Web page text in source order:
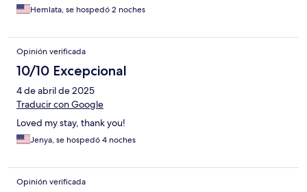
Hemlata, se hospedó 2 noches
Opinión verificada
10/10 Excepcional
4 de abril de 2025
Traducir con Google
Loved my stay, thank you!
Jenya, se hospedó 4 noches
Opinión verificada